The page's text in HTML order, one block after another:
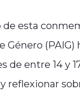
de esta
Género (PAIG)
de entre 14 y
reflexionar